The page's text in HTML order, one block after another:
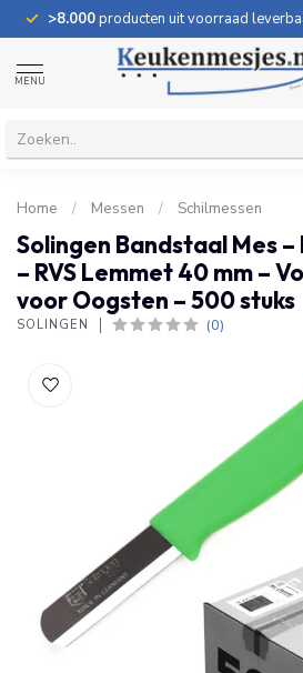
>8.000producten uit voorraad
MENU
Home / Messen / Schilmessen
Solingen Bandstaal Mes –
– RVS Lemmet 40 mm –
voor Oogsten – 500 stuks
SOLINGEN (0)